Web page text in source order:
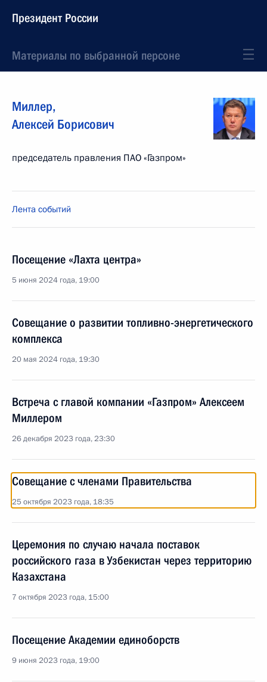
Президент России
Материалы по выбранной персоне
Миллер,
Алексей Борисович
председатель правления ПАО «Газпром»
Лента событий
Посещение «Лахта центра»
5 июня 2024 года, 19:00
Совещание о развитии топливно-энергетического
комплекса
20 мая 2024 года, 19:30
Встреча с главой компании «Газпром» Алексеем
Миллером
26 декабря 2023 года, 23:30
Совещание с членами Правительства
25 октября 2023 года, 18:35
Церемония по случаю начала поставок
российского газа в Узбекистан через территорию
Казахстана
7 октября 2023 года, 15:00
Посещение Академии единоборств
9 июня 2023 года, 19:00